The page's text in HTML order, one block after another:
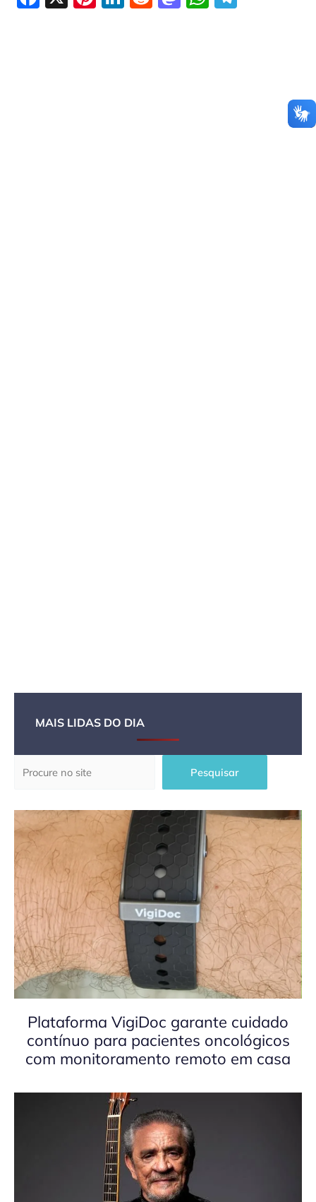
MAIS LIDAS DO DIA
Pesquisar
Plataforma VigiDoc garante cuidado
contínuo para pacientes oncológicos
com monitoramento remoto em casa